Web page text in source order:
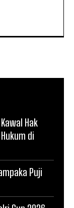
Hak
di
Puji